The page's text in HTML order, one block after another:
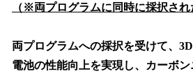
（※両プログラムに同時に採択され
両プログラムへの採択を受けて、
電池の性能向上を実現し、カーボ